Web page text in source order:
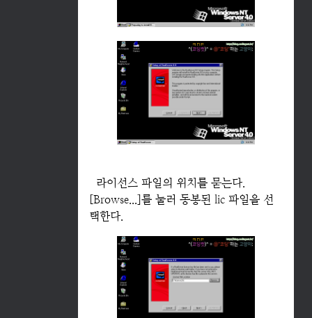
라이선스 파일의 위치를 묻는다.
[Browse...]를 눌러 동봉된 lic 파일을 선
택한다.